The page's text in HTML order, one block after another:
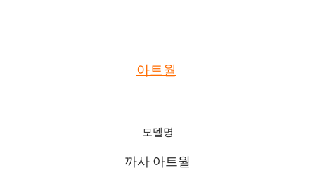
아트월
모델명
까사 아트월